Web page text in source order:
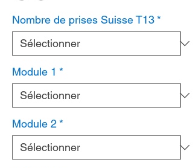
Nombre de prises Suisse T13 *
Module 1 *
Module 2 *